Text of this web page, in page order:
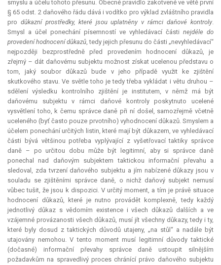
smyslu a účelu tohoto přesunu. Obecné pravidlo zakotvené ve větě první
§ 65 odst. 2 daňového řádu dává i vodítko pro výklad zvláštního pravidla
pro důkazní prostředky, které jsou uplatněny v rámci daňové kontroly.
Smysl a účel ponechání písemností ve vyhledávací části nejdéle do
provedení hodnocení důkazů, tedy jejich přesunu do části „nevyhledávací“
nejpozději bezprostředně před provedením hodnocení důkazů, je
zřejmý – dát daňovému subjektu možnost získat ucelenou představu o
tom, jaký soubor důkazů bude v jeho případě využit ke zjištění
skutkového stavu. Ve světle toho je tedy třeba vykládat i větu druhou –
sdělení výsledku kontrolního zjištění je institutem, v němž má být
daňovému subjektu v rámci daňové kontroly poskytnuto ucelené
vysvětlení toho, k čemu správce daně při ní došel, samozřejmě včetně
uceleného (byť často pouze prvotního) vyhodnocení důkazů. Smyslem a
účelem ponechání určitých listin, které mají být důkazem, ve vyhledávací
části bývá většinou potřeba vyplývající z vyšetřovací taktiky správce
daně – po určitou dobu může být legitimní, aby si správce daně
ponechal nad daňovým subjektem taktickou informační převahu a
sledoval, zda tvrzení daňového subjektu a jím nabízené důkazy jsou v
souladu se zjištěními správce daně, o nichž daňový subjekt nemusí
vůbec tušit, že jsou k dispozici. V určitý moment, a tím je právě situace
hodnocení důkazů, které je nutno provádět komplexně, tedy každý
jednotlivý důkaz s vědomím existence i všech důkazů dalších a ve
vzájemné provázanosti všech důkazů, musí jít všechny důkazy, tedy i ty,
které byly dosud z taktických důvodů utajeny, „na stůl“ a nadále být
utajovány nemohou. V tento moment musí legitimní důvody taktické
(dočasné) informační převahy správce daně ustoupit silnějším
požadavkům na spravedlivý proces chránící právo daňového subjektu